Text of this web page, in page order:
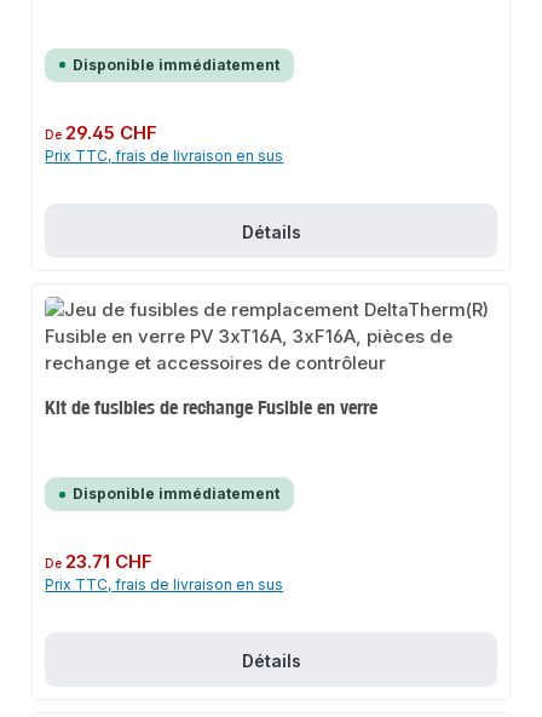
Disponible immédiatement
Prix régulier :
De 29.45 CHF
Prix TTC, frais de livraison en sus
Détails
Kit de fusibles de rechange Fusible en verre
Disponible immédiatement
Prix régulier :
De 23.71 CHF
Prix TTC, frais de livraison en sus
Détails